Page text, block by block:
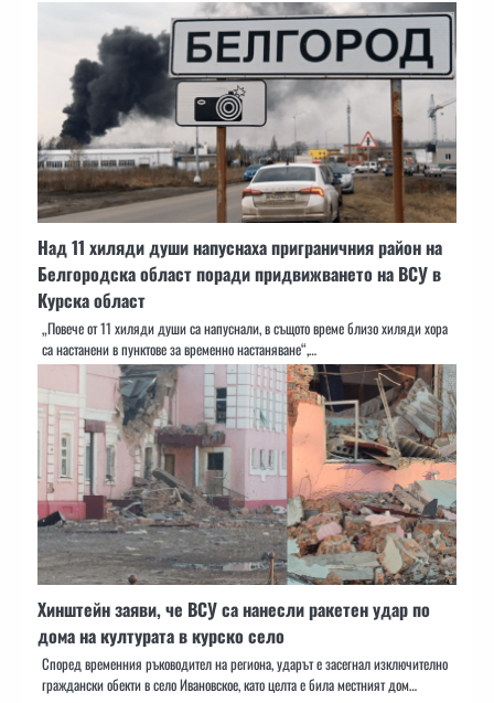
Над 11 хиляди души напуснаха приграничния район на
Белгородска област поради придвижването на ВСУ в
Курска област
„Повече от 11 хиляди души са напуснали, в същото време близо хиляди хора
са настанени в пунктове за временно настаняване“,…
Хинштейн заяви, че ВСУ са нанесли ракетен удар по
дома на културата в курско село
Според временния ръководител на региона, ударът е засегнал изключително
граждански обекти в село Ивановское, като целта е била местният дом…